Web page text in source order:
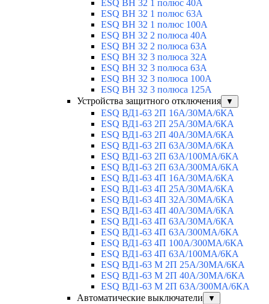
ESQ ВН 32 1 полюс 40А
ESQ ВН 32 1 полюс 63А
ESQ ВН 32 1 полюс 100A
ESQ ВН 32 2 полюса 40А
ESQ ВН 32 2 полюса 63А
ESQ ВН 32 3 полюса 32А
ESQ ВН 32 3 полюса 63А
ESQ ВН 32 3 полюса 100А
ESQ ВН 32 3 полюса 125А
Устройства защитного отключения
▼
ESQ ВД1-63 2П 16А/30МА/6КА
ESQ ВД1-63 2П 25А/30МА/6КА
ESQ ВД1-63 2П 40А/30МА/6КА
ESQ ВД1-63 2П 63А/30МА/6КА
ESQ ВД1-63 2П 63А/100МА/6КА
ESQ ВД1-63 2П 63А/300МА/6КА
ESQ ВД1-63 4П 16А/30МА/6КА
ESQ ВД1-63 4П 25А/30МА/6КА
ESQ ВД1-63 4П 32А/30МА/6КА
ESQ ВД1-63 4П 40А/30МА/6КА
ESQ ВД1-63 4П 63А/30МА/6КА
ESQ ВД1-63 4П 63А/300МА/6КА
ESQ ВД1-63 4П 100А/300МА/6КА
ESQ ВД1-63 4П 63А/100MA/6КА
ESQ ВД1-63 M 2П 25А/30МА/6КА
ESQ ВД1-63 M 2П 40А/30МА/6КА
ESQ ВД1-63 M 2П 63А/300МА/6КА
Автоматические выключатели
▼